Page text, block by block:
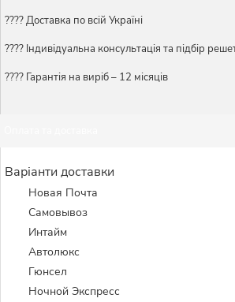
???? Доставка по всій Україні
????️ Індивідуальна консультація та підбір
???? Гарантія на виріб – 12 місяців
Варіанти доставки
Новая Почта
Самовывоз
Интайм
Автолюкс
Гюнсел
Ночной Экспресс